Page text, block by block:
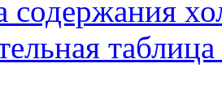
содержания